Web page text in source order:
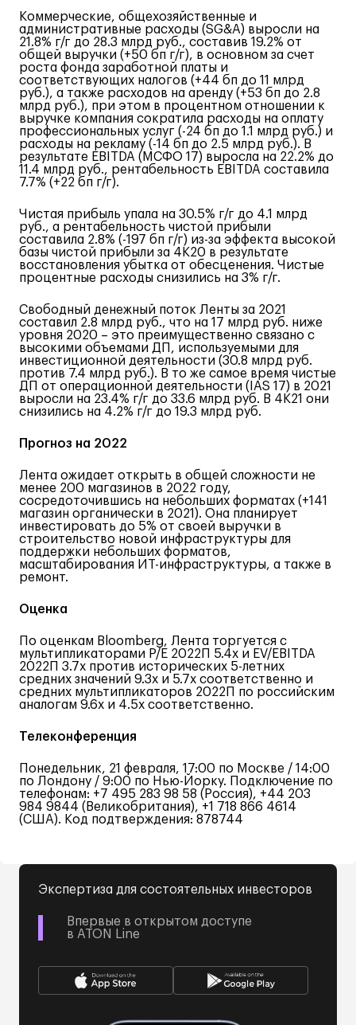
Коммерческие, общехозяйственные и
административные расходы (SG&A) выросли на
21.8% г/г до 28.3 млрд руб., составив 19.2% от
общей выручки (+50 бп г/г), в основном за счет
роста фонда заработной платы и
соответствующих налогов (+44 бп до 11 млрд
руб.), а также расходов на аренду (+53 бп до 2.8
млрд руб.), при этом в процентном отношении к
выручке компания сократила расходы на оплату
профессиональных услуг (-24 бп до 1.1 млрд руб.) и
расходы на рекламу (-14 бп до 2.5 млрд руб.). В
результате EBITDA (МСФО 17) выросла на 22.2% до
11.4 млрд руб., рентабельность EBITDA составила
7.7% (+22 бп г/г).
Чистая прибыль упала на 30.5% г/г до 4.1 млрд
руб., а рентабельность чистой прибыли
составила 2.8% (-197 бп г/г) из-за эффекта высокой
базы чистой прибыли за 4К20 в результате
восстановления убытка от обесценения. Чистые
процентные расходы снизились на 3% г/г.
Свободный денежный поток Ленты за 2021
составил 2.8 млрд руб., что на 17 млрд руб. ниже
уровня 2020 – это преимущественно связано с
высокими объемами ДП, используемыми для
инвестиционной деятельности (30.8 млрд руб.
против 7.4 млрд руб.). В то же самое время чистые
ДП от операционной деятельности (IAS 17) в 2021
выросли на 23.4% г/г до 33.6 млрд руб. В 4К21 они
снизились на 4.2% г/г до 19.3 млрд руб.
Прогноз на 2022
Лента ожидает открыть в общей сложности не
менее 200 магазинов в 2022 году,
сосредоточившись на небольших форматах (+141
магазин органически в 2021). Она планирует
инвестировать до 5% от своей выручки в
строительство новой инфраструктуры для
поддержки небольших форматов,
масштабирования ИТ-инфраструктуры, а также в
ремонт.
Оценка
По оценкам Bloomberg, Лента торгуется с
мультипликаторами P/E 2022П 5.4x и EV/EBITDA
2022П 3.7x против исторических 5-летних
средних значений 9.3x и 5.7x соответственно и
средних мультипликаторов 2022П по российским
аналогам 9.6x и 4.5x соответственно.
Телеконференция
Понедельник, 21 февраля, 17:00 по Москве / 14:00
по Лондону / 9:00 по Нью-Йорку. Подключение по
телефонам: +7 495 283 98 58 (Россия), +44 203
984 9844 (Великобритания), +1 718 866 4614
(США). Код подтверждения: 878744
Экспертиза для состоятельных инвесторов
Впервые в открытом доступе
в ATON Line